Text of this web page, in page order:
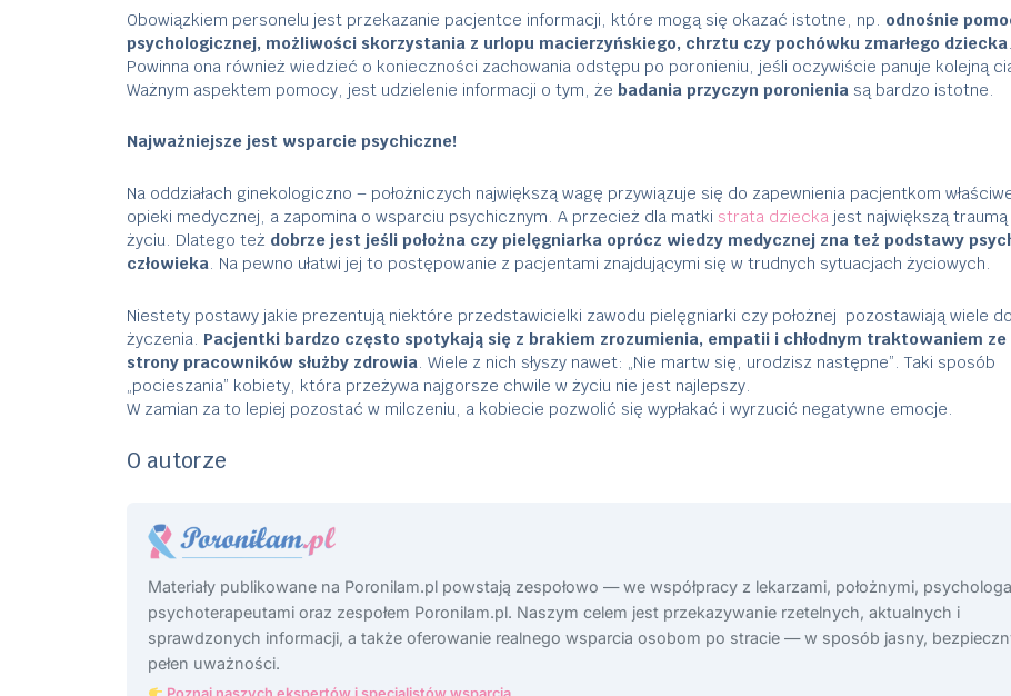
Obowiązkiem personelu jest przekazanie pacjentce informacji, które mogą się okazać istotne, np. odnośnie
psychologicznej, możliwości skorzystania z urlopu macierzyńskiego, chrztu czy pochówku zmarłego dziecka.
Powinna ona również wiedzieć o konieczności zachowania odstępu po poronieniu, jeśli oczywiście panuje kolejną
Ważnym aspektem pomocy, jest udzielenie informacji o tym, że badania przyczyn poronieniasą bardzo istotne.
Najważniejsze jest wsparcie psychiczne!
Na oddziałach ginekologiczno – położniczych największą wagę przywiązuje się do zapewnienia pacjentkom
opieki medycznej, a zapomina o wsparciu psychicznym. A przecież dla matki strata dzieckajest największą traumą
życiu. Dlatego też dobrze jest jeśli położna czy pielęgniarka oprócz wiedzy medycznej zna też podstawy
człowieka. Na pewno ułatwi jej to postępowanie z pacjentami znajdującymi się w trudnych sytuacjach życiowych.
Niestety postawy jakie prezentują niektóre przedstawicielki zawodu pielęgniarki czy położnej pozostawiają wiele do
życzenia. Pacjentki bardzo często spotykają się z brakiem zrozumienia, empatii i chłodnym traktowaniem ze
strony pracowników służby zdrowia . Wiele z nich słyszy nawet: „Nie martw się, urodzisz następne”. Taki sposób
„pocieszania” kobiety, która przeżywa najgorsze chwile w życiu nie jest najlepszy.
W zamian za to lepiej pozostać w milczeniu, a kobiecie pozwolić się wypłakać i wyrzucić negatywne emocje.
O autorze
Materiały publikowane na Poronilam.pl powstają zespołowo — we współpracy z lekarzami, położnymi,
psychoterapeutami oraz zespołem Poronilam.pl. Naszym celem jest przekazywanie rzetelnych, aktualnych i
sprawdzonych informacji, a także oferowanie realnego wsparcia osobom po stracie — w sposób jasny,
pełen uważności.